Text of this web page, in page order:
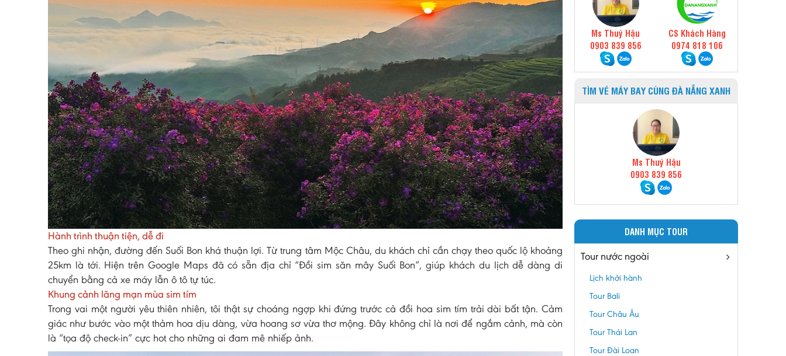
Hành trình thuận tiện, dễ đi
Theo ghi nhận, đường đến Suối Bon khá thuận lợi. Từ trung tâm Mộc Châu, du khách chỉ cần chạy theo quốc lộ khoảng
25km là tới. Hiện trên Google Maps đã có sẵn địa chỉ “Đồi sim săn mây Suối Bon”, giúp khách du lịch dễ dàng di
chuyển bằng cả xe máy lẫn ô tô tự túc.
Khung cảnh lãng mạn mùa sim tím
Trong vai một người yêu thiên nhiên, tôi thật sự choáng ngợp khi đứng trước cả đồi hoa sim tím trải dài bất tận. Cảm
giác như bước vào một thảm hoa dịu dàng, vừa hoang sơ vừa thơ mộng. Đây không chỉ là nơi để ngắm cảnh, mà còn
là “tọa độ check-in” cực hot cho những ai đam mê nhiếp ảnh.
Ms Thuý Hậu
0903 839 856
CS Khách Hàng
0974 818 106
TÌM VÉ MÁY BAY CÙNG ĐÀ NẴNG XANH
Ms Thuý Hậu
0903 839 856
DANH MỤC TOUR
Tour nước ngoài
Lịch khởi hành
Tour Bali
Tour Châu Âu
Tour Thái Lan
Tour Đài Loan